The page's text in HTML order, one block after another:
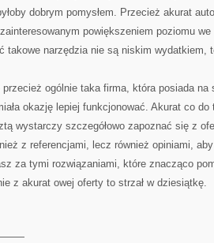
dobrym pomysłem. Przecież akurat
powiększeniem poziomu we
takowe narzędzia nie są niskim wydatkiem,
ogólnie taka firma, która posiada na
okazję lepiej funkcjonować. Akurat co
wystarczy szczegółowo zapoznać się z
z referencjami, lecz również opiniami,
za tymi rozwiązaniami, które znacząco
z akurat owej oferty to strzał w dziesiątkę.